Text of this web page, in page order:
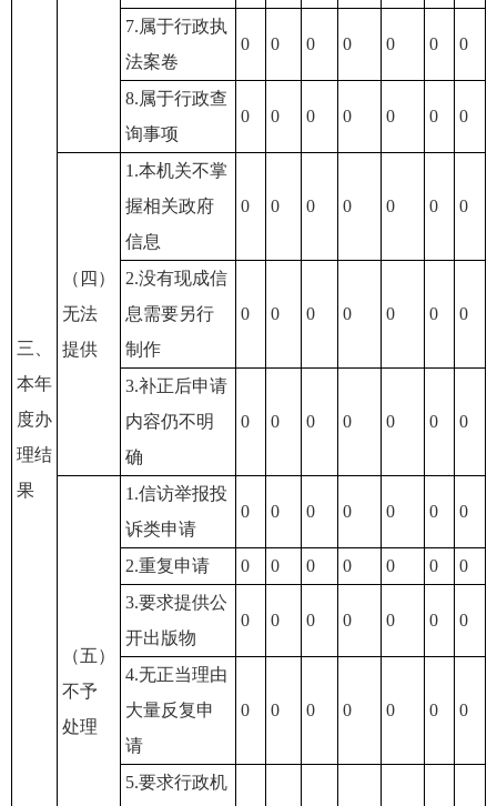
三、
本年
度办
理结
果
7.属于行政执
法案卷
0 0 0 0 0 0 0
8.属于行政查
询事项
0 0 0 0 0 0 0
（四）
无法
提供
1.本机关不掌
握相关政府
信息
0 0 0 0 0 0 0
2.没有现成信
息需要另行
制作
0 0 0 0 0 0 0
3.补正后申请
内容仍不明
确
0 0 0 0 0 0 0
（五）
不予
处理
1.信访举报投
诉类申请
0 0 0 0 0 0 0
2.重复申请 0 0 0 0 0 0
0
3.要求提供公
开出版物
0 0 0 0 0 0 0
4.无正当理由
大量反复申
请
0 0 0 0 0 0 0
5.要求行政机